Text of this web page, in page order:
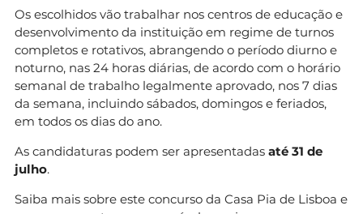
Os escolhidos vão trabalhar nos centros de educação e
desenvolvimento da instituição em regime de turnos
completos e rotativos, abrangendo o período diurno e
noturno, nas 24 horas diárias, de acordo com o horário
semanal de trabalho legalmente aprovado, nos 7 dias
da semana, incluindo sábados, domingos e feriados,
em todos os dias do ano.
As candidaturas podem ser apresentadas até 31 de
julho.
Saiba mais sobre este concurso da Casa Pia de Lisboa e